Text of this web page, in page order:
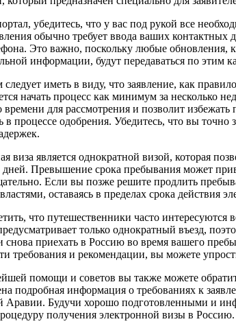
убедитесь, что у вас под рукой все
обычно требует ввода ваших
Это важно, поскольку любые обновления,
информации, будут передаваться по этим
следует иметь в виду, что заявление, как
начать процесс как минимум за несколько
времени для рассмотрения и позволит
в процессе одобрения. Убедитесь, что вы
виза является однократной визой, которая
дней. Превышение срока пребывания может
Если вы позже решите продлить
оставаясь в пределах срока действия
что путешественники часто
только однократный въезд,
снова приехать в Россию во время вашего
требования и рекомендации, вы можете
помощи и советов вы также можете
подробная информация о требованиях к
Аравии. Будучи хорошо подготовленными и
получения электронной визы в Россию.